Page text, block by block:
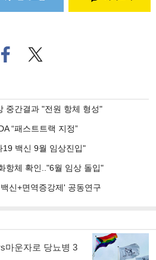
페
이
로
기
사
유
기
트위
터로
중간결과 "전원 항체 형성"
“패스트트랙 지정”
19 백신 9월 임상진입"
항체 확인.."6월 임상 돌입"
신+면역증강제' 공동연구
마운자로 당뇨병 3